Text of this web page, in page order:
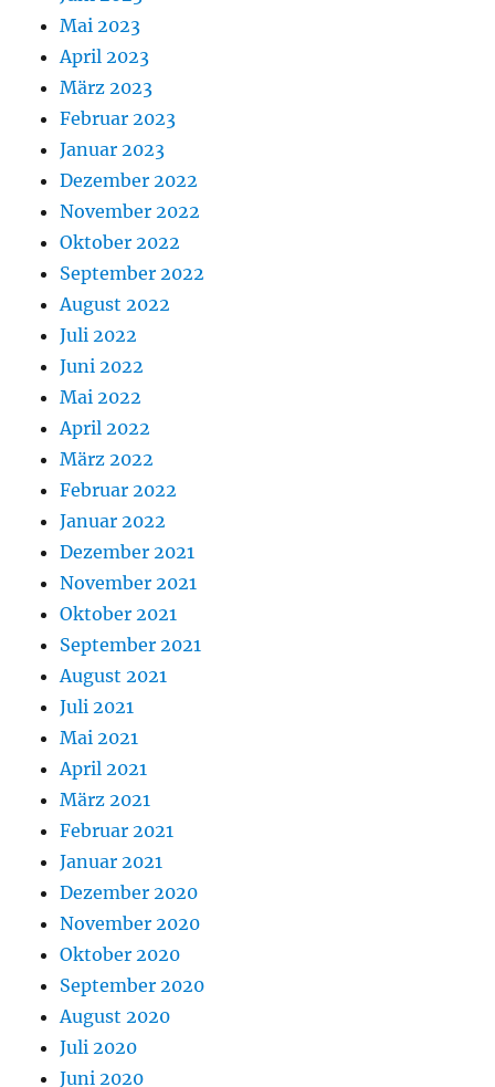
Mai 2023
April 2023
März 2023
Februar 2023
Januar 2023
Dezember 2022
November 2022
Oktober 2022
September 2022
August 2022
Juli 2022
Juni 2022
Mai 2022
April 2022
März 2022
Februar 2022
Januar 2022
Dezember 2021
November 2021
Oktober 2021
September 2021
August 2021
Juli 2021
Mai 2021
April 2021
März 2021
Februar 2021
Januar 2021
Dezember 2020
November 2020
Oktober 2020
September 2020
August 2020
Juli 2020
Juni 2020